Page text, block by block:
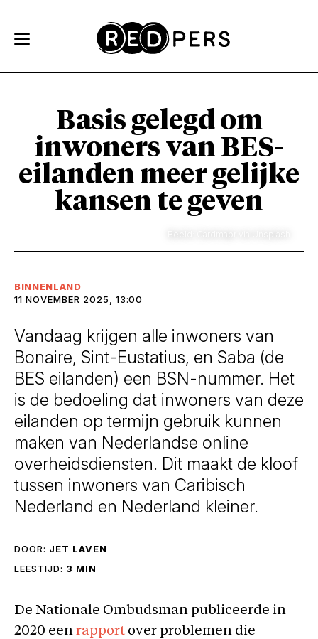
Basis gelegd om
inwoners van BES-
eilanden meer gelijke
kansen te geven
BINNENLAND
11 NOVEMBER 2025, 13:00
Vandaag krijgen alle inwoners van
Bonaire, Sint-Eustatius, en Saba (de
BES eilanden) een BSN-nummer. Het
is de bedoeling dat inwoners van deze
eilanden op termijn gebruik kunnen
maken van Nederlandse online
overheidsdiensten. Dit maakt de kloof
tussen inwoners van Caribisch
Nederland en Nederland kleiner.
DOOR: JET LAVEN
LEESTIJD: 3 MIN
De Nationale Ombudsman publiceerde in
2020 een rapport over problemen die